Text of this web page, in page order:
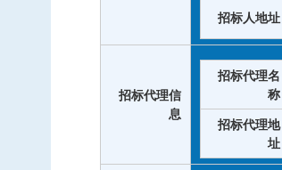
招标人地址
招标代理信
息
招标代理名
称
招标代理地
址